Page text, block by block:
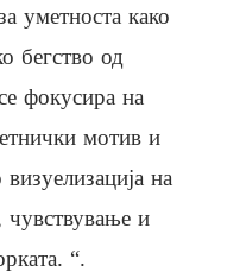
уметноста како
бегство од
фокусира на
мотив и
на
чувствување и
“.